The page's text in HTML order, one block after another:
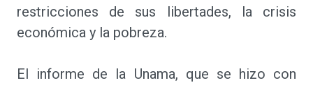
restricciones de sus libertades, la crisis
económica y la pobreza.
El informe de la Unama, que se hizo con